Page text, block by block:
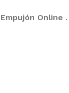
Empujón Online .